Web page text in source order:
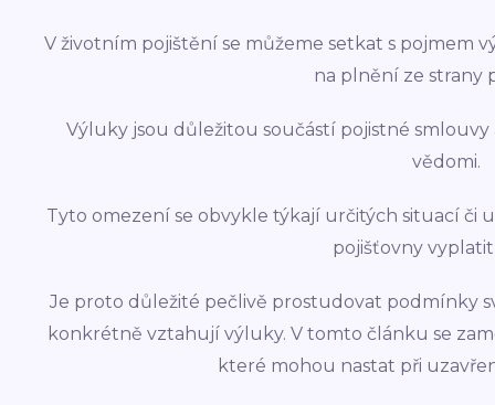
V životním pojištění se můžeme setkat s pojmem
na plnění ze strany
Výluky jsou důležitou součástí pojistné
vědomi.
Tyto omezení se obvykle týkají určitých situací či
pojišťovny
Je proto důležité pečlivě prostudovat podmínky
konkrétně vztahují výluky. V tomto článku se
které mohou nastat při